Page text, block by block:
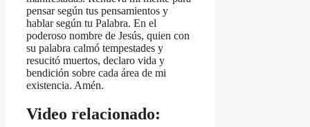
pensar según tus pensamientos y
hablar según tu Palabra. En el
poderoso nombre de Jesús, quien con
su palabra calmó tempestades y
resucitó muertos, declaro vida y
bendición sobre cada área de mi
existencia. Amén.
Video relacionado: